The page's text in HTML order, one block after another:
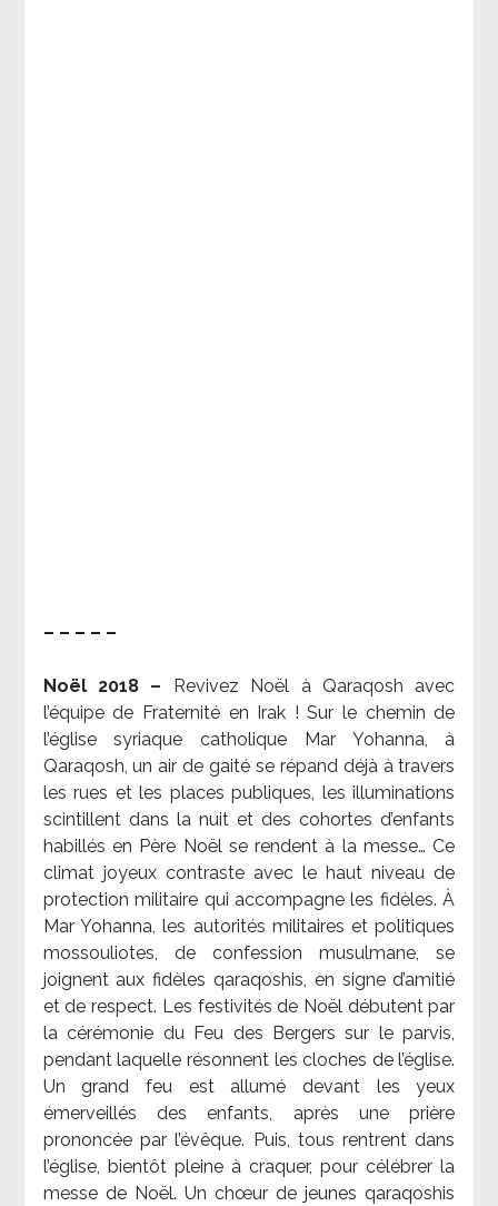
– – – – –
Noël 2018 –
Revivez Noël à Qaraqosh avec
l’équipe de Fraternité en Irak ! Sur le chemin de
l’église syriaque catholique Mar Yohanna, à
Qaraqosh, un air de gaité se répand déjà à travers
les rues et les places publiques, les illuminations
scintillent dans la nuit et des cohortes d’enfants
habillés en Père Noël se rendent à la messe… Ce
climat joyeux contraste avec le haut niveau de
protection militaire qui accompagne les fidèles. À
Mar Yohanna, les autorités militaires et politiques
mossouliotes, de confession musulmane, se
joignent aux fidèles qaraqoshis, en signe d’amitié
et de respect. Les festivités de Noël débutent par
la cérémonie du Feu des Bergers sur le parvis,
pendant laquelle résonnent les cloches de l’église.
Un grand feu est allumé devant les yeux
émerveillés des enfants, après une prière
prononcée par l’évêque. Puis, tous rentrent dans
l’église, bientôt pleine à craquer, pour célébrer la
messe de Noël. Un chœur de jeunes qaraqoshis